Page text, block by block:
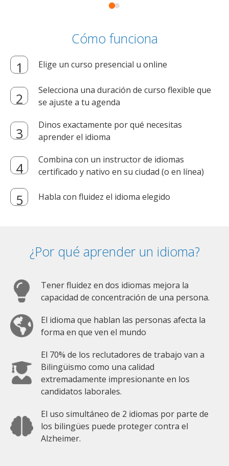
Cómo funciona
Elige un curso presencial u online
Selecciona una duración de curso flexible que
se ajuste a tu agenda
Dinos exactamente por qué necesitas
aprender el idioma
Combina con un instructor de idiomas
certificado y nativo en su ciudad (o en línea)
Habla con fluidez el idioma elegido
¿Por qué aprender un idioma?
Tener fluidez en dos idiomas mejora la
capacidad de concentración de una persona.
El idioma que hablan las personas afecta la
forma en que ven el mundo
El 70% de los reclutadores de trabajo van a
Bilingüismo como una calidad
extremadamente impresionante en los
candidatos laborales.
El uso simultáneo de 2 idiomas por parte de
los bilingües puede proteger contra el
Alzheimer.